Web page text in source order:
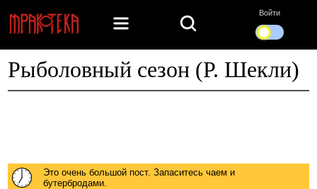
Войти
Рыболовный сезон (Р. Шекли)
Это очень большой пост. Запаситесь чаем и
бутербродами.